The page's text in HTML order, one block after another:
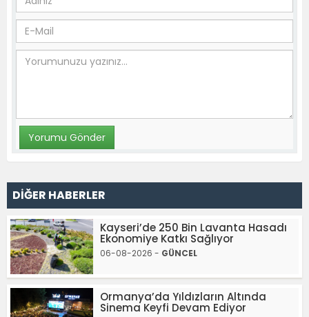
DİĞER HABERLER
Kayseri’de 250 Bin Lavanta Hasadı
Ekonomiye Katkı Sağlıyor
06-08-2026 - GÜNCEL
Ormanya’da Yıldızların Altında
Sinema Keyfi Devam Ediyor